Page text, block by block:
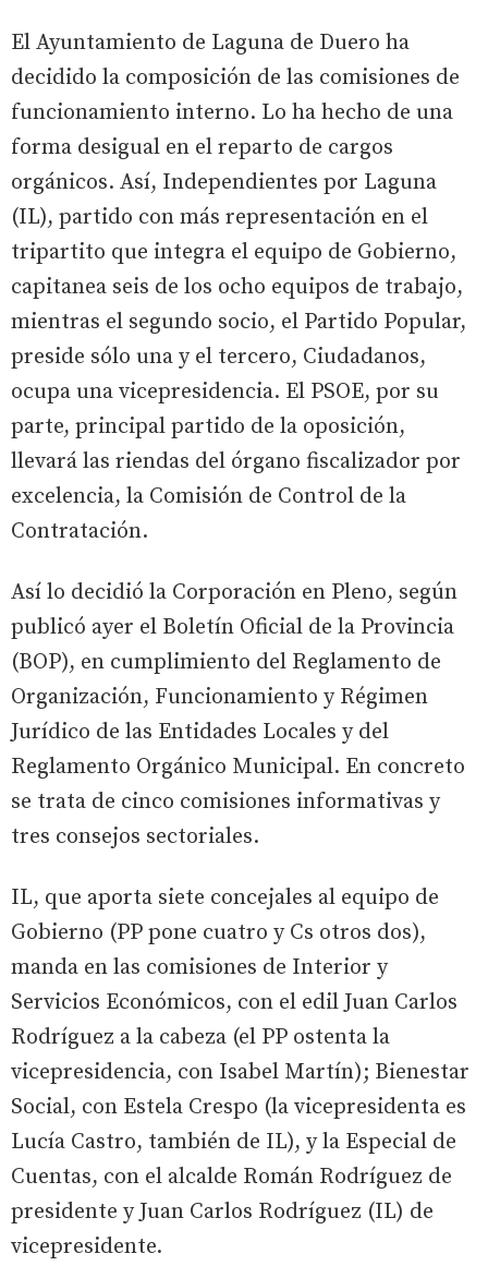
El Ayuntamiento de Laguna de Duero ha
decidido la composición de las comisiones de
funcionamiento interno. Lo ha hecho de una
forma desigual en el reparto de cargos
orgánicos. Así, Independientes por Laguna
(IL), partido con más representación en el
tripartito que integra el equipo de Gobierno,
capitanea seis de los ocho equipos de trabajo,
mientras el segundo socio, el Partido Popular,
preside sólo una y el tercero, Ciudadanos,
ocupa una vicepresidencia. El PSOE, por su
parte, principal partido de la oposición,
llevará las riendas del órgano fiscalizador por
excelencia, la Comisión de Control de la
Contratación.
Así lo decidió la Corporación en Pleno, según
publicó ayer el Boletín Oficial de la Provincia
(BOP), en cumplimiento del Reglamento de
Organización, Funcionamiento y Régimen
Jurídico de las Entidades Locales y del
Reglamento Orgánico Municipal. En concreto
se trata de cinco comisiones informativas y
tres consejos sectoriales.
IL, que aporta siete concejales al equipo de
Gobierno (PP pone cuatro y Cs otros dos),
manda en las comisiones de Interior y
Servicios Económicos, con el edil Juan Carlos
Rodríguez a la cabeza (el PP ostenta la
vicepresidencia, con Isabel Martín); Bienestar
Social, con Estela Crespo (la vicepresidenta es
Lucía Castro, también de IL), y la Especial de
Cuentas, con el alcalde Román Rodríguez de
presidente y Juan Carlos Rodríguez (IL) de
vicepresidente.